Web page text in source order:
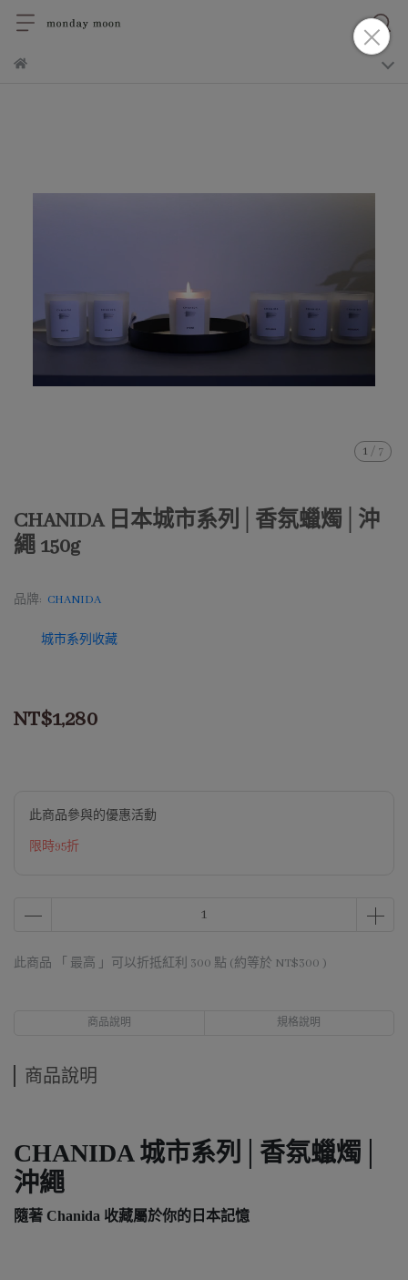
1 / 7
CHANIDA 日本城市系列│香氛蠟燭│沖
繩 150g
品牌: CHANIDA
城市系列收藏
NT$1,280
此商品參與的優惠活動
限時95折
此商品 「 最高 」可以折抵紅利 300 點 (約等於 NT$300 )
商品說明 規格說明
商品說明
CHANIDA 城市系列│香氛蠟燭│
沖繩
隨著 Chanida 收藏屬於你的日本記憶